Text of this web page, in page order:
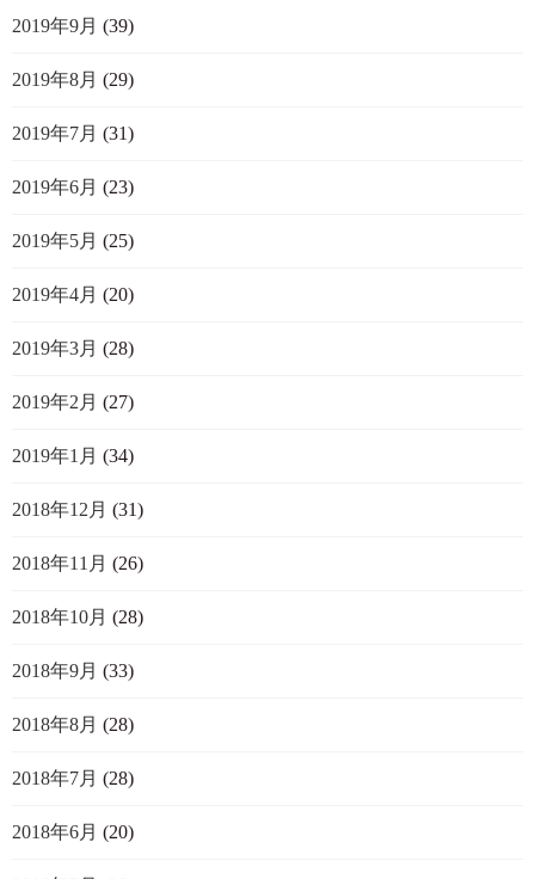
2019年9月 (39)
2019年8月 (29)
2019年7月 (31)
2019年6月 (23)
2019年5月 (25)
2019年4月 (20)
2019年3月 (28)
2019年2月 (27)
2019年1月 (34)
2018年12月 (31)
2018年11月 (26)
2018年10月 (28)
2018年9月 (33)
2018年8月 (28)
2018年7月 (28)
2018年6月 (20)